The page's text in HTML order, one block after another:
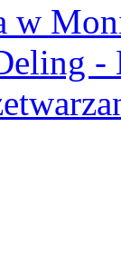
w
-